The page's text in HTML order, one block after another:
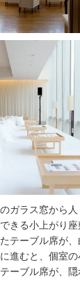
ガラス窓から
きる小上がり
テーブル席が
進むと、個室
ーブル席が、